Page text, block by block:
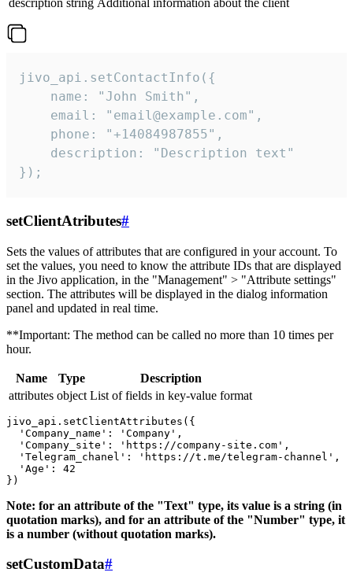
description string Additional information about the client
jivo_api.setContactInfo({
    name: "John Smith",
    email: "email@example.com",
    phone: "+14084987855",
    description: "Description text"
});
setClientAtributes#
Sets the values ​​of attributes that are configured in your account. To
set the values, you need to know the attribute IDs that are displayed
in the Jivo application, in the "Management" > "Attribute settings"
section. The attributes will be displayed in the dialog information
panel and updated in real time.
**Important: The method can be called no more than 10 times per
hour.
Name Type
Description
attributes object List of fields in key-value format
jivo_api.setClientAttributes({
  'Company_name': 'Company',
  'Company_site': 'https://company-site.com',
  'Telegram_chanel': 'https://t.me/telegram-channel',
  'Age': 42
Note: for an attribute of the "Text" type, its value is a string (in
quotation marks), and for an attribute of the "Number" type, it
is a number (without quotation marks).
setCustomData#